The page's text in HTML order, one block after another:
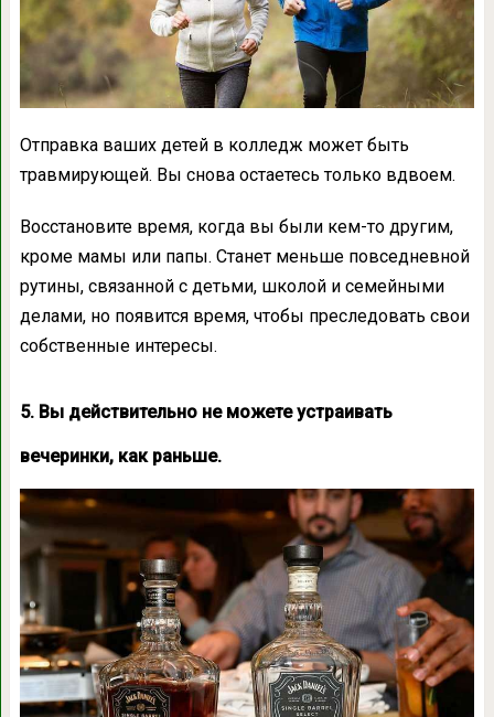
Отправка ваших детей в колледж может быть
травмирующей. Вы снова остаетесь только вдвоем.
Восстановите время, когда вы были кем-то другим,
кроме мамы или папы. Станет меньше повседневной
рутины, связанной с детьми, школой и семейными
делами, но появится время, чтобы преследовать свои
собственные интересы.
5. Вы действительно не можете устраивать
вечеринки, как раньше.